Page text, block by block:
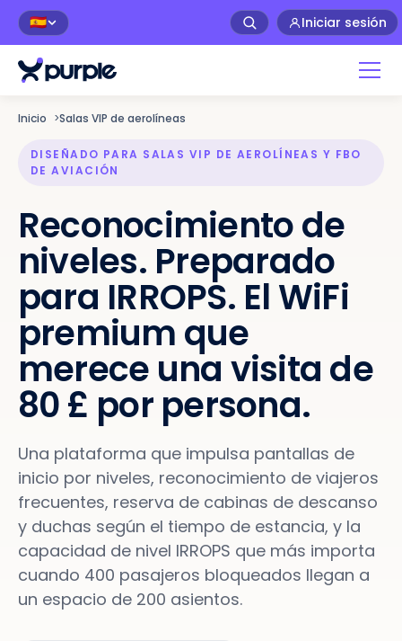
🇪🇸 Iniciar sesión
Inicio >Salas VIP de aerolíneas
DISEÑADO PARA SALAS VIP DE AEROLÍNEAS Y FBO
DE AVIACIÓN
Reconocimiento de
niveles. Preparado
para IRROPS. El WiFi
premium que
merece una visita de
80 £ por persona.
Una plataforma que impulsa pantallas de
inicio por niveles, reconocimiento de viajeros
frecuentes, reserva de cabinas de descanso
y duchas según el tiempo de estancia, y la
capacidad de nivel IRROPS que más importa
cuando 400 pasajeros bloqueados llegan a
un espacio de 200 asientos.